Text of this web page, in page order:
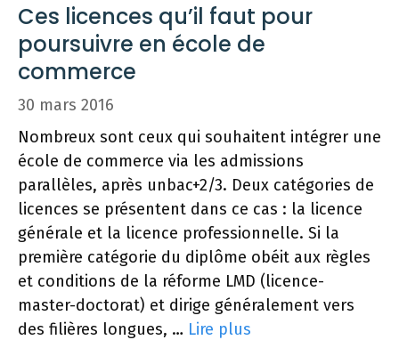
Ces licences qu’il faut pour
poursuivre en école de
commerce
30 mars 2016
Nombreux sont ceux qui souhaitent intégrer une
école de commerce via les admissions
parallèles, après unbac+2/3. Deux catégories de
licences se présentent dans ce cas : la licence
générale et la licence professionnelle. Si la
première catégorie du diplôme obéit aux règles
et conditions de la réforme LMD (licence-
master-doctorat) et dirige généralement vers
des filières longues, … Lire plus